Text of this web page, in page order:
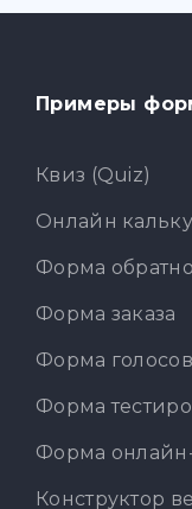
Примеры
Квиз (Quiz)
Онлайн
Форма
Форма заказа
Форма
Форма
Форма
Конструктор